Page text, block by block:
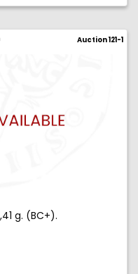
Auction 121-1
g. (BC+).